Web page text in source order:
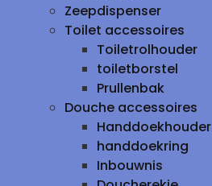
Zeepdispenser
Toilet accessoires
Toiletrolhouder
toiletborstel
Prullenbak
Douche accessoires
Handdoekhouder
handdoekring
Inbouwnis